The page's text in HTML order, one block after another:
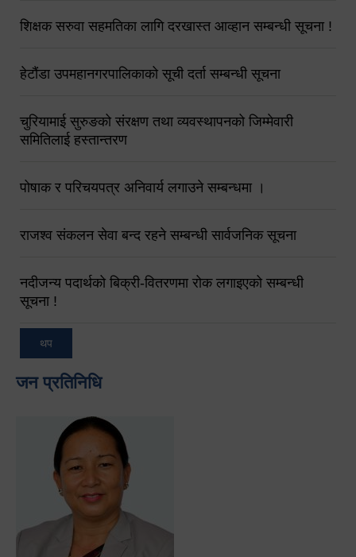
शिक्षक सरुवा सहमतिका लागि दरखास्त आव्हान सम्बन्धी सूचना !
हेटौंडा उपमहानगरपालिकाको सूची दर्ता सम्बन्धी सूचना
चुरियामाई सुरुङको संरक्षण तथा व्यवस्थापनको जिम्मेवारी
समितिलाई हस्तान्तरण
पोषाक र परिचयपत्र अनिवार्य लगाउने सम्बन्धमा ।
राजश्व संकलन सेवा बन्द रहने सम्बन्धी सार्वजनिक सूचना
नदीजन्य पदार्थको बिक्री-वितरणमा रोक लगाइएको सम्बन्धी
सूचना !
थप
जन प्रतिनिधि